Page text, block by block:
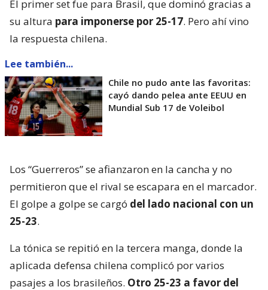
El primer set fue para Brasil, que dominó gracias a
su altura para imponerse por 25-17. Pero ahí vino
la respuesta chilena.
Lee también...
Chile no pudo ante las favoritas:
cayó dando pelea ante EEUU en
Mundial Sub 17 de Voleibol
Los “Guerreros” se afianzaron en la cancha y no
permitieron que el rival se escapara en el marcador.
El golpe a golpe se cargó del lado nacional con un
25-23.
La tónica se repitió en la tercera manga, donde la
aplicada defensa chilena complicó por varios
pasajes a los brasileños. Otro 25-23 a favor del